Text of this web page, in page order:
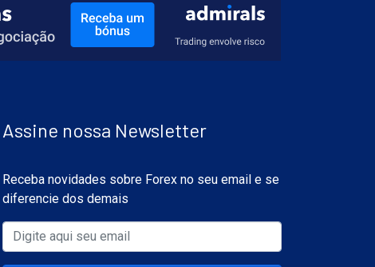
Assine nossa Newsletter
Receba novidades sobre Forex no seu email e se
diferencie dos demais